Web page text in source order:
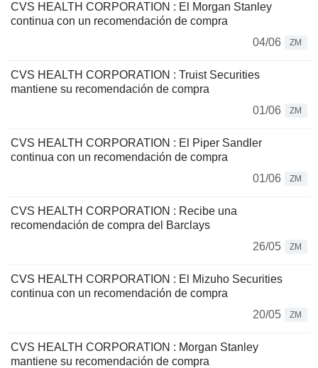
CVS HEALTH CORPORATION : El Morgan Stanley
continua con un recomendación de compra
04/06
ZM
CVS HEALTH CORPORATION : Truist Securities
mantiene su recomendación de compra
01/06
ZM
CVS HEALTH CORPORATION : El Piper Sandler
continua con un recomendación de compra
01/06
ZM
CVS HEALTH CORPORATION : Recibe una
recomendación de compra del Barclays
26/05
ZM
CVS HEALTH CORPORATION : El Mizuho Securities
continua con un recomendación de compra
20/05
ZM
CVS HEALTH CORPORATION : Morgan Stanley
mantiene su recomendación de compra